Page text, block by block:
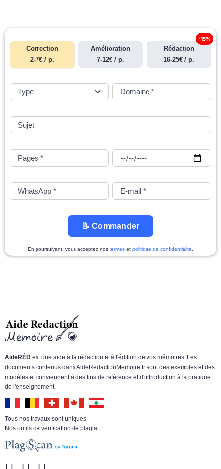
Correction
2-7€ / p.
Amélioration
7-12€ / p.
Rédaction
16-25€ / p.
-15%
📝 Commander
En poursuivant, vous acceptez nos termes et politique de confidentialité
AideRÉD est une aide à la rédaction et à l'édition de vos mémoires. Les
documents contenus dans AideRedactionMemoire.fr sont des exemples et des
modèles et conviennent à des fins de référence et d'introduction à la pratique
de l'enseignement.
Tous nos travaux sont uniques
Nos outils de vérification de plagiat